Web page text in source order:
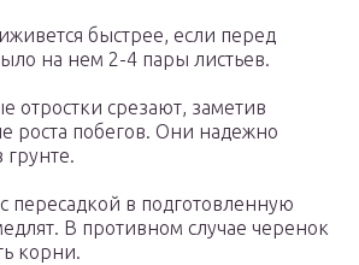
быстрее, если перед
на нем 2-4 пары листьев.
отростки срезают, заметив
роста побегов. Они надежно
грунте.
пересадкой в подготовленную
В противном случае черенок
корни.